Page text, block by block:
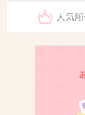
知り合いにい
近くだとお
遠めでor鏡
人気